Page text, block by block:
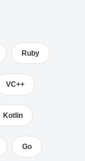
Ruby
VC++
Kotlin
Go